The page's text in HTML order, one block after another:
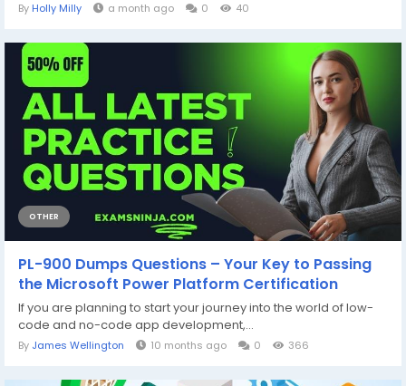
By Holly Milly a month ago 0 40
OTHER
PL-900 Dumps Questions – Your Key to Passing
the Microsoft Power Platform Certification
If you are planning to start your journey into the world of low-
code and no-code app development,...
By James Wellington 10 months ago 0 366